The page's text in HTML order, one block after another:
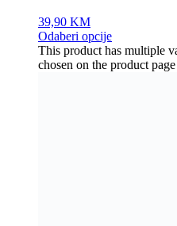
39,90 KM
Odaberi opcije
This product has multiple
chosen on the product page